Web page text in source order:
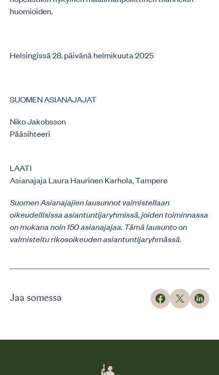
huomioiden.
Helsingissä 28. päivänä helmikuuta 2025
SUOMEN ASIANAJAJAT
Niko Jakobsson
Pääsihteeri
LAATI
Asianajaja Laura Haurinen Karhola, Tampere
Suomen Asianajajien lausunnot valmistellaan
oikeudellisissa asiantuntijaryhmissä, joiden toiminnassa
on mukana noin 150 asianajajaa. Tämä lausunto on
valmisteltu rikosoikeuden asiantuntijaryhmässä.
Jaa somessa